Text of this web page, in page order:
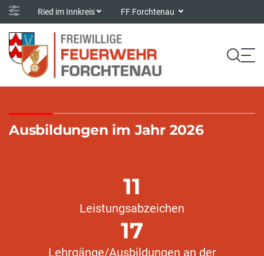
Ried im Innkreis FF Forchtenau
Ausbildungen im Jahr 2026
11
Leistungsabzeichen
17
Lehrgänge/Ausbildungen an der